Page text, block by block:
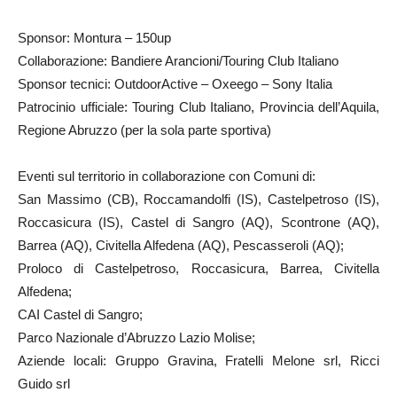
Sponsor: Montura – 150up
Collaborazione: Bandiere Arancioni/Touring Club Italiano
Sponsor tecnici: OutdoorActive – Oxeego – Sony Italia
Patrocinio ufficiale: Touring Club Italiano, Provincia dell’Aquila,
Regione Abruzzo (per la sola parte sportiva)
Eventi sul territorio in collaborazione con Comuni di:
San Massimo (CB), Roccamandolfi (IS), Castelpetroso (IS),
Roccasicura (IS), Castel di Sangro (AQ), Scontrone (AQ),
Barrea (AQ), Civitella Alfedena (AQ), Pescasseroli (AQ);
Proloco di Castelpetroso, Roccasicura, Barrea, Civitella
Alfedena;
CAI Castel di Sangro;
Parco Nazionale d’Abruzzo Lazio Molise;
Aziende locali: Gruppo Gravina, Fratelli Melone srl, Ricci
Guido srl